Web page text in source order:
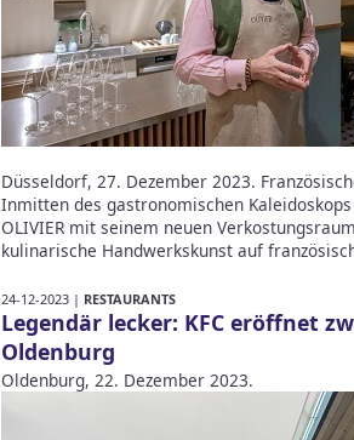
Düsseldorf, 27. Dezember 2023.
Inmitten des gastronomischen
OLIVIER mit seinem neuen
kulinarische Handwerkskunst auf
24-12-2023 | RESTAURANTS
Legendär lecker: KFC eröffnet
Oldenburg
Oldenburg, 22. Dezember 2023.